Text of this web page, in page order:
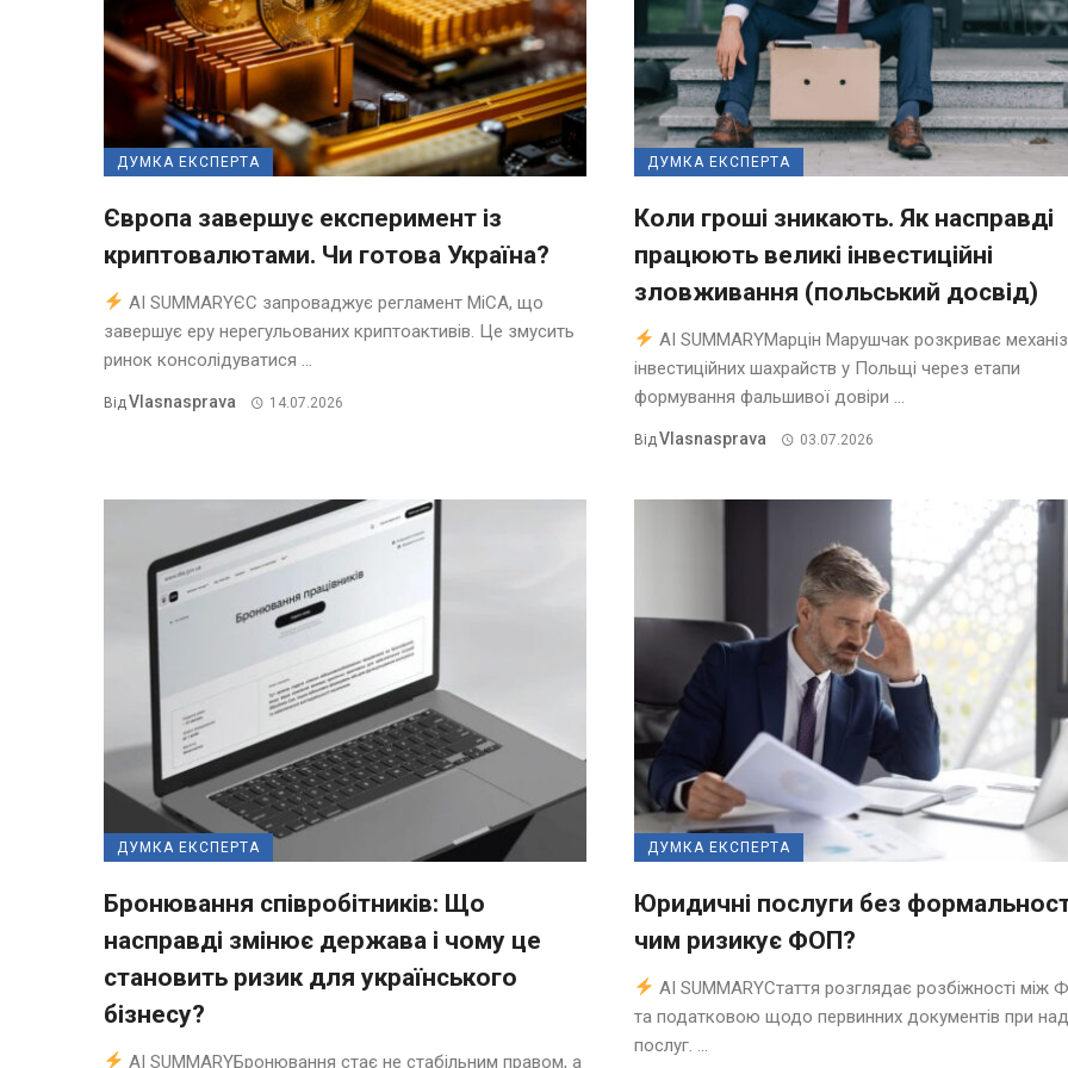
ДУМКА ЕКСПЕРТА
Європа завершує експеримент із
криптовалютами. Чи готова Україна?
AI SUMMARYЄС запроваджує регламент MiCA, що
завершує еру нерегульованих криптоактивів. Це змусить
ринок консолідуватися ...
Від Vlasnasprava 14.07.2026
ДУМКА ЕКСПЕРТА
Коли гроші зникають. Як насправді
працюють великі інвестиційні
зловживання (польський досвід)
AI SUMMARYМарцін Марушчак розкриває
інвестиційних шахрайств у Польщі через етапи
формування фальшивої довіри ...
Від Vlasnasprava 03.07.2026
ДУМКА ЕКСПЕРТА
Бронювання співробітників: Що
насправді змінює держава і чому це
становить ризик для українського
бізнесу?
AI SUMMARYБронювання стає не стабільним правом, а
ДУМКА ЕКСПЕРТА
Юридичні послуги без
чим ризикує ФОП?
AI SUMMARYСтаття розглядає розбіжності між
та податковою щодо первинних документів при
послуг. ...